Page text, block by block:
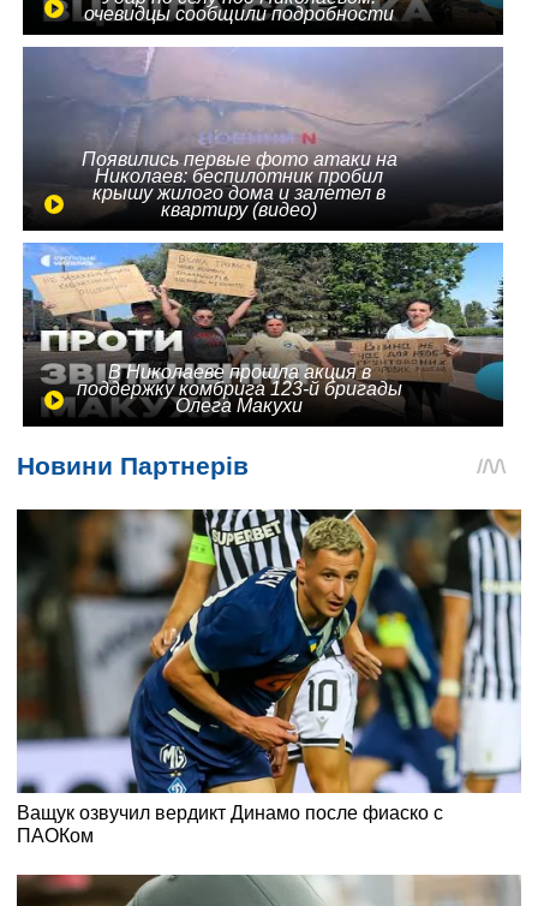
очевидцы сообщили подробности
Появились первые фото атаки на
Николаев: беспилотник пробил
крышу жилого дома и залетел в
квартиру (видео)
В Николаеве прошла акция в
поддержку комбрига 123-й бригады
Олега Макухи